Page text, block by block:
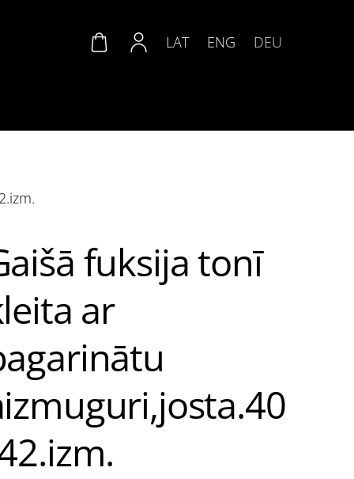
LAT ENG DEU
fuksija tonī
ar